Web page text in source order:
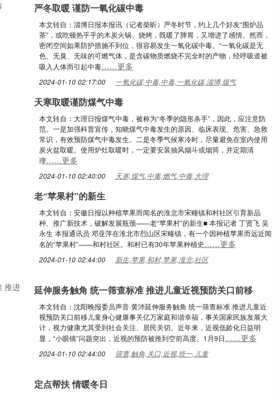
严冬取暖 谨防一氧化碳中毒
本文转自：淄博日报本报讯（记者柴昕）严冬时节，约上几个好友“围炉品
茶”，或吃顿热乎乎的木炭火锅、烧烤，既暖了脾胃，又增进了感情。然而，
密闭空间如果防护措施不到位，很容易发生一氧化碳中毒。“一氧化碳是无
色、无臭、无味的可燃气体，是含碳物质燃烧不完全时的产物，经呼吸道被
吸入人体而引起中毒……更多
2024-01-10 02:17:00 一氧化碳,中毒,中毒,一氧化碳,淄博,煤气
天寒取暖谨防煤气中毒
本文转自：大理日报煤气中毒，被称为“冬季的隐形杀手”，因此，应注意防
范。一是加强科普宣传，知晓煤气中毒发生的原因、临床表现、危害、急救
常识，有效预防煤气中毒发生。二是冬季气候寒冷时，尽量避免在室内使用
炭火盆取暖。使用炉灶取暖时，一定要安装抽风烟斗或烟筒，并定期清
理……更多
2024-01-10 02:40:00 天寒,煤气,中毒,燃气,中毒,大理
老“苹果村”的新生
本文转自：安徽日报以种植苹果而闻名的淮北市宋疃镇和村社区引育新品
种、推广新技术，破解发展瓶颈——老“苹果村”的新生■ 本报记者 丁贤飞 吴
永生 本报通讯员 邓亚萍在淮北市烈山区宋疃镇，有一个因种植苹果而远近闻
名的“苹果村”——和村社区。和村已有30年苹果种植史……更多
2024-01-10 02:44:00 新生,苹果,和村,苹果,淮北,社区
延伸服务触角 统一筛查标准 推进儿童近视预防关口前移
本文转自：沈阳晚报委员声音·黄沛延伸服务触角 统一筛查标准 推进儿童近
视预防关口前移儿童身心健康事关亿万家庭和谐幸福，事关国家民族发展大
计，视力健康尤其受到社会关注、居民关切。近年来，近视低龄化日益明
显，“小眼镜”问题突出，近视的预防被推到空前高度。1月9日……更多
2024-01-10 02:44:00 筛查,触角,关口,近视,统一,儿童
定点帮扶 情暖冬日